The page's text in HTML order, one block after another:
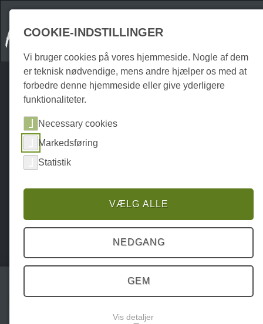
Udendørs
Harzturm
COOKIE-INDSTILLINGER
Vi bruger cookies på vores hjemmeside. Nogle af dem
er teknisk nødvendige, mens andre hjælper os med at
forbedre denne hjemmeside eller give yderligere
funktionaliteter.
Necessary cookies
Markedsføring
Statistik
VÆLG ALLE
NEDGANG
GEM
Vis detaljer